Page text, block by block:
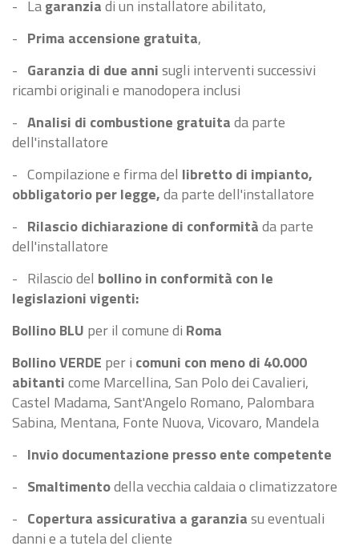
- Lagaranziadi un installatore abilitato,
- Prima accensione gratuita,
- Garanzia di due annisugli interventi successivi
ricambi originali e manodopera inclusi
- Analisi di combustione gratuitada parte
dell'installatore
- Compilazione e firma del libretto di impianto,
obbligatorio per legge,da parte dell'installatore
- Rilascio dichiarazione di conformitàda parte
dell'installatore
- Rilascio del bollino in conformità con le
legislazioni vigenti:
Bollino BLU per il comune di Roma
Bollino VERDE per i comuni con meno di 40.000
abitanticome Marcellina, San Polo dei Cavalieri,
Castel Madama, Sant'Angelo Romano, Palombara
Sabina, Mentana, Fonte Nuova, Vicovaro, Mandela
- Invio documentazione presso ente competente
- Smaltimentodella vecchia caldaia o climatizzatore
- Copertura assicurativa a garanziasu eventuali
danni e a tutela del cliente